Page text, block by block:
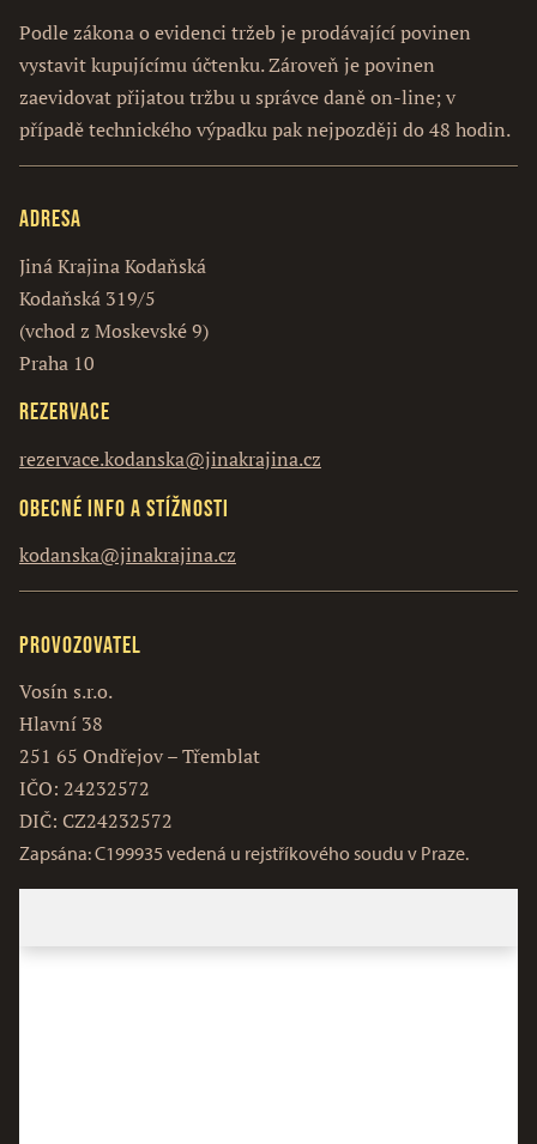
Podle zákona o evidenci tržeb je prodávající povinen
vystavit kupujícímu účtenku. Zároveň je povinen
zaevidovat přijatou tržbu u správce daně on-line; v
případě technického výpadku pak nejpozději do 48 hodin.
Adresa
Jiná Krajina Kodaňská
Kodaňská 319/5
(vchod z Moskevské 9)
Praha 10
Rezervace
rezervace.kodanska@jinakrajina.cz
Obecné info a stížnosti
kodanska@jinakrajina.cz
Provozovatel
Vosín s.r.o.
Hlavní 38
251 65 Ondřejov – Třemblat
IČO: 24232572
DIČ: CZ24232572
Zapsána: C199935 vedená u rejstříkového soudu v Praze.